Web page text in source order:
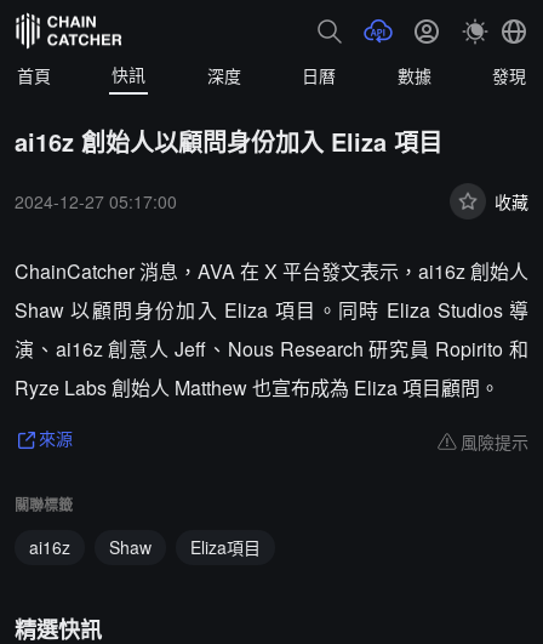
首頁 快訊 深度 日曆 數據 發現
ai16z 創始人以顧問身份加入 Eliza 項目
2024-12-27 05:17:00 收藏
ChainCatcher 消息，AVA 在 X 平台發文表示，ai16z 創始人
Shaw 以顧問身份加入 Eliza 項目。同時 Eliza Studios 導
演、ai16z 創意人 Jeff、Nous Research 研究員 Ropirito 和
Ryze Labs 創始人 Matthew 也宣布成為 Eliza 項目顧問。
來源 風險提示
關聯標籤
ai16z Shaw Eliza項目
精選快訊